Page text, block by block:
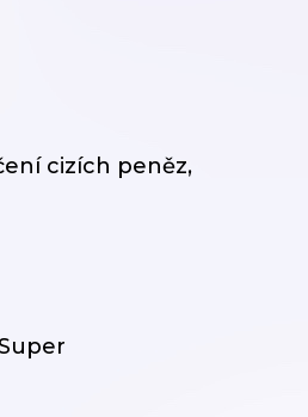
cizích peněz,